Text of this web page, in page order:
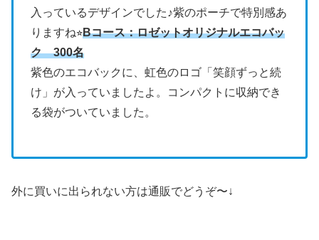
入っているデザインでした♪紫のポーチで特別感あ
りますね⭐︎Bコース：ロゼットオリジナルエコバッ
ク 300名
紫色のエコバックに、虹色のロゴ「笑顔ずっと続
け」が入っていましたよ。コンパクトに収納でき
る袋がついていました。
外に買いに出られない方は通販でどうぞ〜↓